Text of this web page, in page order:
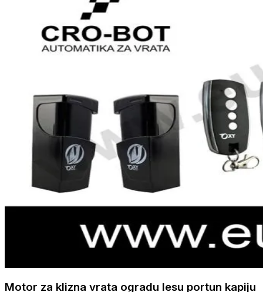
Motor za klizna vrata ogradu lesu portun kapiju